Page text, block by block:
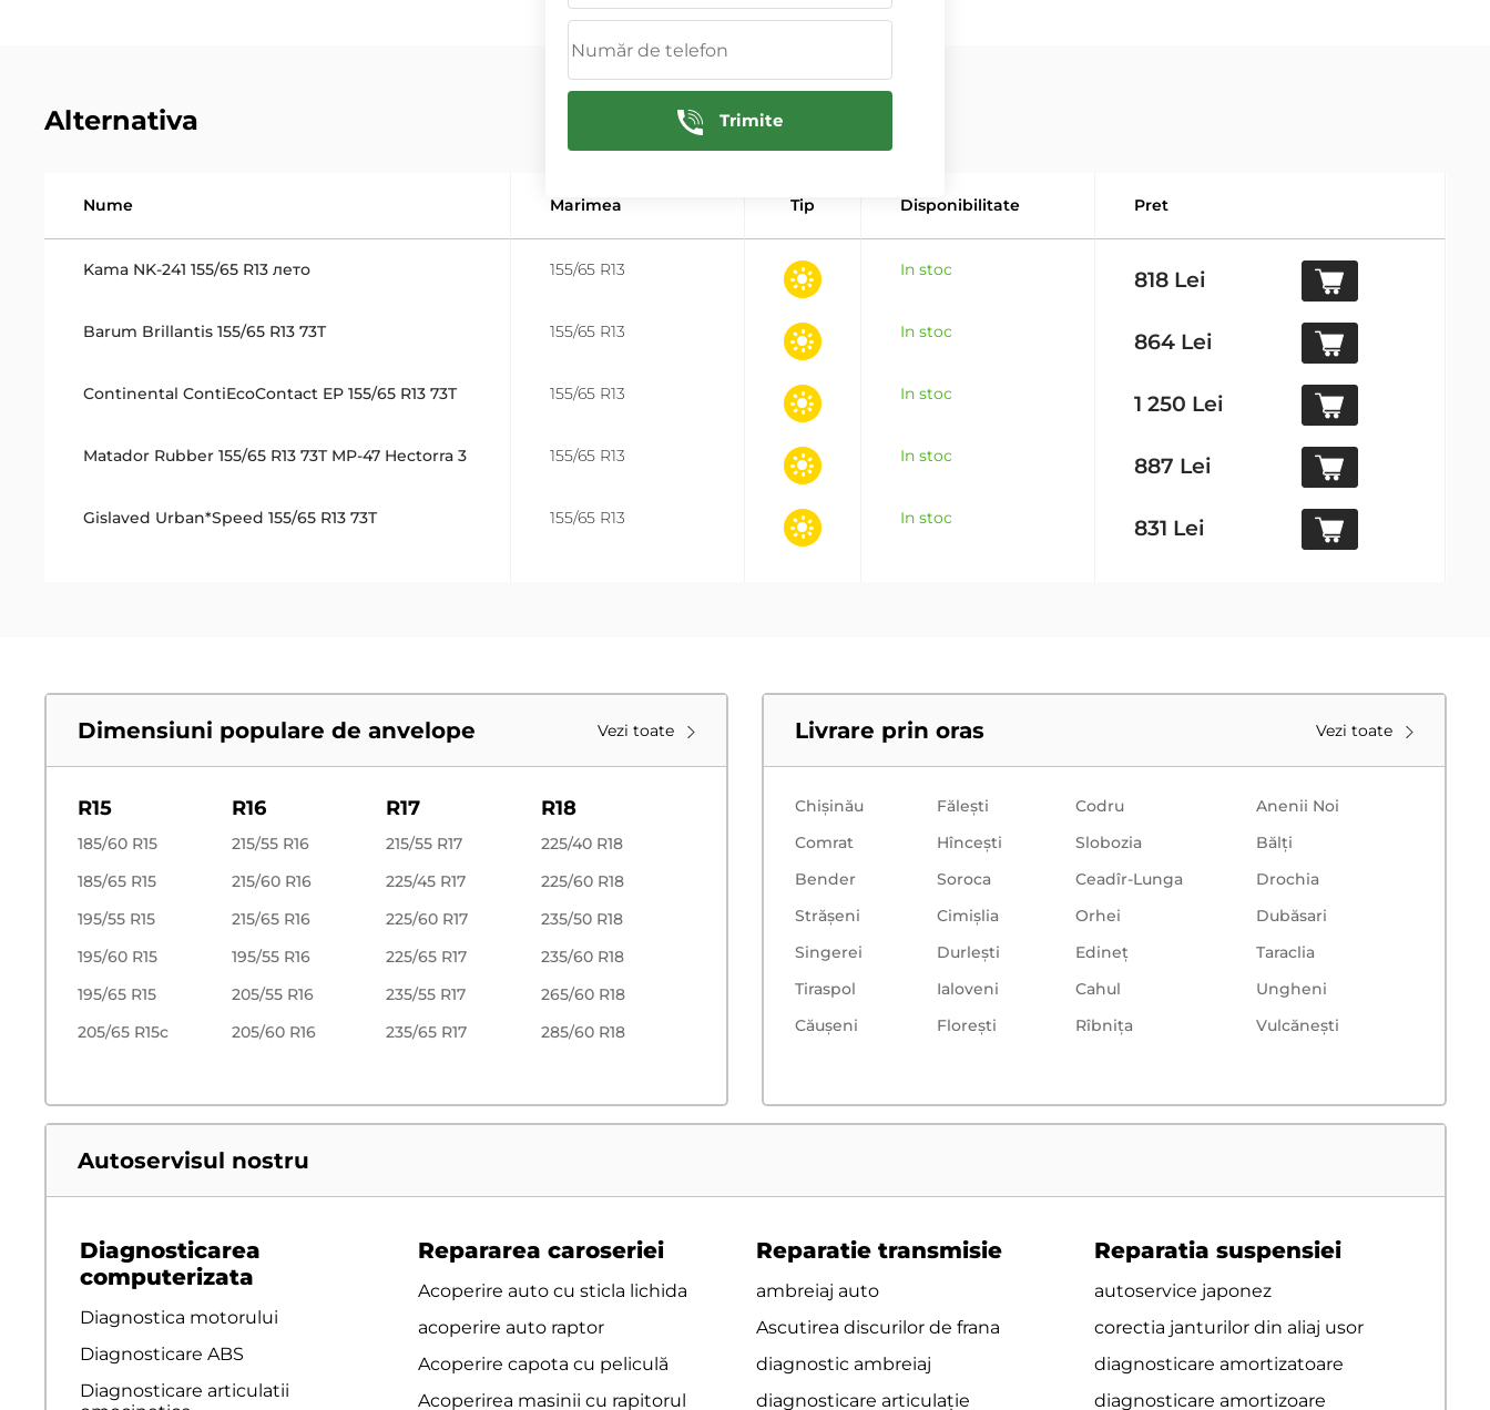
Alternativa
Nume Marimea Tip Disponibilitate Pret
Kama NK-241 155/65 R13 лето 155/65 R13 In stoc 818 Lei
Barum Brillantis 155/65 R13 73T 155/65 R13 In stoc 864 Lei
Continental ContiEcoContact EP 155/65 R13 73T 155/65 R13 In stoc 1 250 Lei
Matador Rubber 155/65 R13 73T MP-47 Hectorra 3 155/65 R13 In stoc 887 Lei
Gislaved Urban*Speed 155/65 R13 73T 155/65 R13 In stoc 831 Lei
Dimensiuni populare de anvelope Vezi toate
R15
185/60 R15
185/65 R15
195/55 R15
195/60 R15
195/65 R15
205/65 R15c
R16
215/55 R16
215/60 R16
215/65 R16
195/55 R16
205/55 R16
205/60 R16
R17
215/55 R17
225/45 R17
225/60 R17
225/65 R17
235/55 R17
235/65 R17
R18
225/40 R18
225/60 R18
235/50 R18
235/60 R18
265/60 R18
285/60 R18
Livrare prin oras Vezi toate
Chișinău Făleşti Codru
Anenii Noi
Comrat
Hînceşti Slobozia
Bălţi
Bender
Soroca Ceadîr-Lunga
Drochia
Strășeni
Cimișlia Orhei
Dubăsari
Singerei
Durlești Edineț
Taraclia
Tiraspol
Ialoveni Cahul
Ungheni
Căușeni
Floreşti Rîbnița Vulcăneşti
Autoservisul nostru
Diagnosticarea
computerizata
Diagnostica motorului
Diagnosticare ABS
Diagnosticare articulatii
Repararea caroseriei
Acoperire auto cu sticla lichida
acoperire auto raptor
Acoperire capota cu peliculă
Acoperirea masinii cu rapitorul
Reparatie transmisie
ambreiaj auto
Ascutirea discurilor de frana
diagnostic ambreiaj
diagnosticare articulație
Reparatia suspensiei
autoservice japonez
corectia janturilor din aliaj usor
diagnosticare amortizatoare
diagnosticare amortizoare
Trimite